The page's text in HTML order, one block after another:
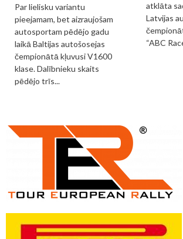
Par lielisku variantu
pieejamam, bet aizraujošam
autosportam pēdējo gadu
laikā Baltijas autošosejas
čempionātā kļuvusi V1600
klase. Dalībnieku skaits
pēdējo trīs...
atklāta
Latvijas
“ABC